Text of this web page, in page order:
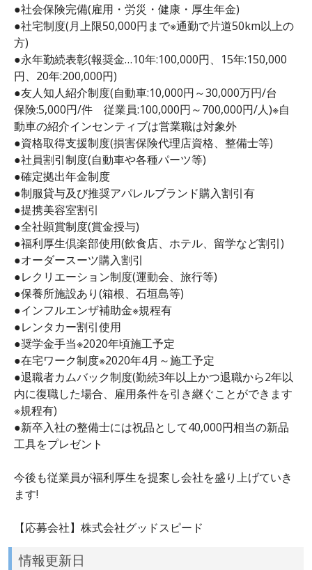
●社会保険完備(雇用・労災・健康・厚生年金)
●社宅制度(月上限50,000円まで※通勤で片道50km以上の
方)
●永年勤続表彰(報奨金…10年:100,000円、15年:150,000
円、20年:200,000円)
●友人知人紹介制度(自動車:10,000円～30,000万円/台
保険:5,000円/件 従業員:100,000円～700,000円/人)※自
動車の紹介インセンティブは営業職は対象外
●資格取得支援制度(損害保険代理店資格、整備士等)
●社員割引制度(自動車や各種パーツ等)
●確定拠出年金制度
●制服貸与及び推奨アパレルブランド購入割引有
●提携美容室割引
●全社顕賞制度(賞金授与)
●福利厚生倶楽部使用(飲食店、ホテル、留学など割引)
●オーダースーツ購入割引
●レクリエーション制度(運動会、旅行等)
●保養所施設あり(箱根、石垣島等)
●インフルエンザ補助金※規程有
●レンタカー割引使用
●奨学金手当※2020年頃施工予定
●在宅ワーク制度※2020年4月～施工予定
●退職者カムバック制度(勤続3年以上かつ退職から2年以
内に復職した場合、雇用条件を引き継ぐことができます
※規程有)
●新卒入社の整備士には祝品として40,000円相当の新品
工具をプレゼント
今後も従業員が福利厚生を提案し会社を盛り上げていき
ます!
【応募会社】株式会社グッドスピード
情報更新日